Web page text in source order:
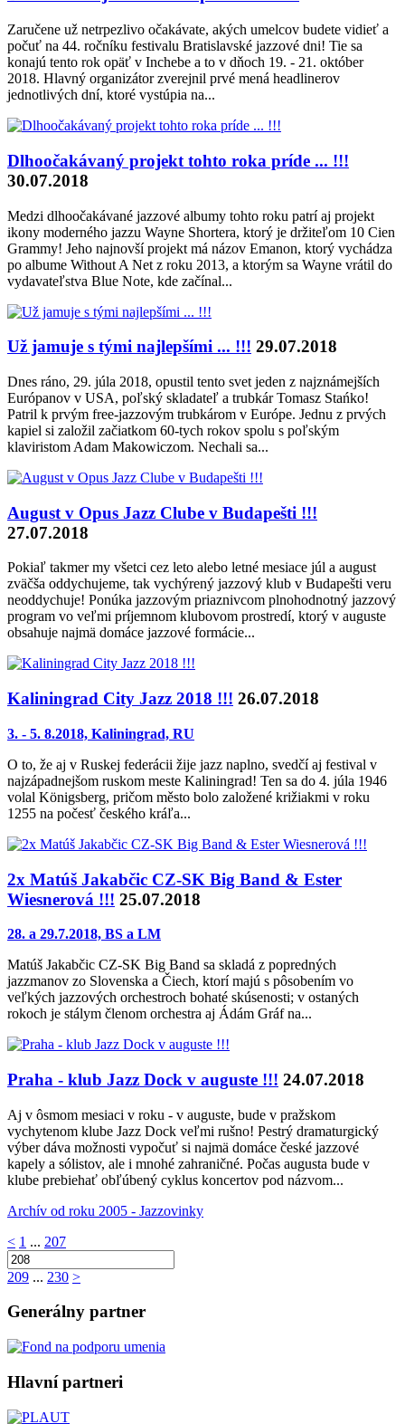
Zaručene už netrpezlivo očakávate, akých umelcov budete vidieť a
počuť na 44. ročníku festivalu Bratislavské jazzové dni! Tie sa
konajú tento rok opäť v Inchebe a to v dňoch 19. - 21. október
2018. Hlavný organizátor zverejnil prvé mená headlinerov
jednotlivých dní, ktoré vystúpia na...
Dlhoočakávaný projekt tohto roka príde ... !!!
30.07.2018
Medzi dlhoočakávané jazzové albumy tohto roku patrí aj projekt
ikony moderného jazzu Wayne Shortera, ktorý je držiteľom 10 Cien
Grammy! Jeho najnovší projekt má názov Emanon, ktorý vychádza
po albume Without A Net z roku 2013, a ktorým sa Wayne vrátil do
vydavateľstva Blue Note, kde začínal...
Už jamuje s tými najlepšími ... !!! 29.07.2018
Dnes ráno, 29. júla 2018, opustil tento svet jeden z najznámejších
Európanov v USA, poľský skladateľ a trubkár Tomasz Stańko!
Patril k prvým free-jazzovým trubkárom v Európe. Jednu z prvých
kapiel si založil začiatkom 60-tych rokov spolu s poľským
klaviristom Adam Makowiczom. Nechali sa...
August v Opus Jazz Clube v Budapešti !!!
27.07.2018
Pokiaľ takmer my všetci cez leto alebo letné mesiace júl a august
zväčša oddychujeme, tak vychýrený jazzový klub v Budapešti veru
neoddychuje! Ponúka jazzovým priaznivcom plnohodnotný jazzový
program vo veľmi príjemnom klubovom prostredí, ktorý v auguste
obsahuje najmä domáce jazzové formácie...
Kaliningrad City Jazz 2018 !!! 26.07.2018
3. - 5. 8.2018, Kaliningrad, RU
O to, že aj v Ruskej federácii žije jazz naplno, svedčí aj festival v
najzápadnejšom ruskom meste Kaliningrad! Ten sa do 4. júla 1946
volal Königsberg, pričom město bolo založené križiakmi v roku
1255 na počesť českého kráľa...
2x Matúš Jakabčic CZ-SK Big Band & Ester
Wiesnerová !!! 25.07.2018
28. a 29.7.2018, BS a LM
Matúš Jakabčic CZ-SK Big Band sa skladá z popredných
jazzmanov zo Slovenska a Čiech, ktorí majú s pôsobením vo
veľkých jazzových orchestroch bohaté skúsenosti; v ostaných
rokoch je stálym členom orchestra aj Ádám Gráf na...
Praha - klub Jazz Dock v auguste !!! 24.07.2018
Aj v ôsmom mesiaci v roku - v auguste, bude v pražskom
vychytenom klube Jazz Dock veľmi rušno! Pestrý dramaturgický
výber dáva možnosti vypočuť si najmä domáce české jazzové
kapely a sólistov, ale i mnohé zahraničné. Počas augusta bude v
klube prebiehať obľúbený cyklus koncertov pod názvom...
Archív od roku 2005 - Jazzovinky
< 1 ... 207
209 ... 230 >
Generálny partner
Hlavní partneri